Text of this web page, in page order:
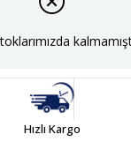
Hızlı Kargo